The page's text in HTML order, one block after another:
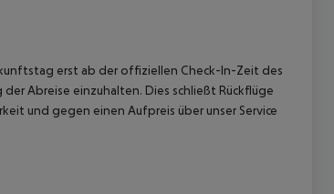
erst ab der offiziellen Check-In-Zeit des
Abreise einzuhalten. Dies schließt Rückflüge
und gegen einen Aufpreis über unser Service